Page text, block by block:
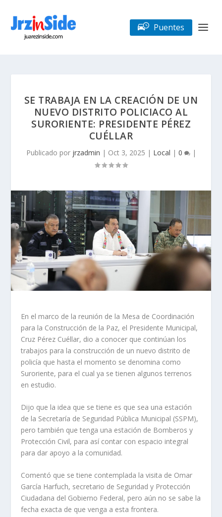
Puentes
SE TRABAJA EN LA CREACIÓN DE UN
NUEVO DISTRITO POLICIACO AL
SURORIENTE: PRESIDENTE PÉREZ
CUÉLLAR
Publicado por jrzadmin | Oct 3, 2025 | Local | 0 |
En el marco de la reunión de la Mesa de Coordinación
para la Construcción de la Paz, el Presidente Municipal,
Cruz Pérez Cuéllar, dio a conocer que continúan los
trabajos para la construcción de un nuevo distrito de
policía que hasta el momento se denomina como
Suroriente, para el cual ya se tienen algunos terrenos
en estudio.
Dijo que la idea que se tiene es que sea una estación
de la Secretaría de Seguridad Pública Municipal (SSPM),
pero también que tenga una estación de Bomberos y
Protección Civil, para así contar con espacio integral
para dar apoyo a la comunidad.
Comentó que se tiene contemplada la visita de Omar
García Harfuch, secretario de Seguridad y Protección
Ciudadana del Gobierno Federal, pero aún no se sabe la
fecha exacta de que venga a esta frontera.